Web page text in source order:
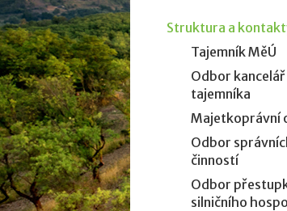
Struktura a
Tajemník MěÚ
Odbor kancelář
tajemníka
Majetkoprávní
Odbor
činností
Odbor
silničního